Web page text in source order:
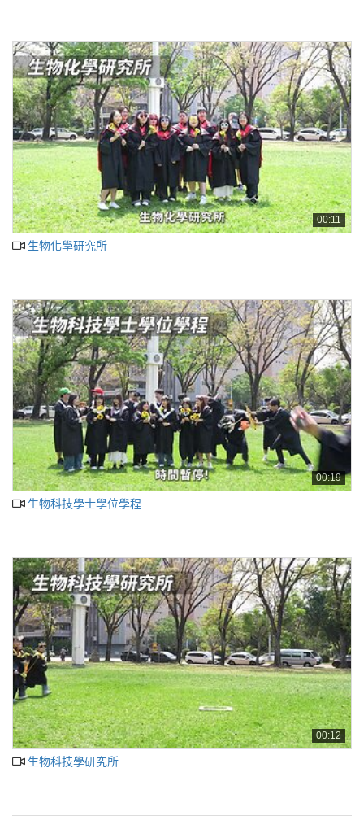
00:11
生物化學研究所
00:19
生物科技學士學位學程
00:12
生物科技學研究所